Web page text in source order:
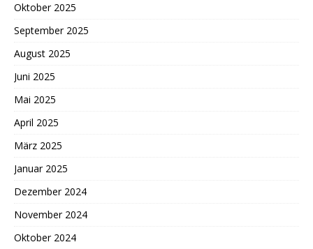
Oktober 2025
September 2025
August 2025
Juni 2025
Mai 2025
April 2025
März 2025
Januar 2025
Dezember 2024
November 2024
Oktober 2024